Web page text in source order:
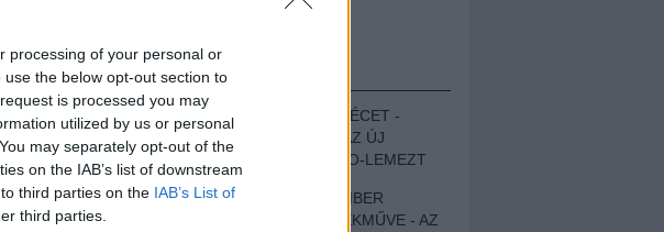
processing of your personal or
the below opt-out section to
is processed you may
utilized by us or personal
may separately opt-out of the
on the IAB’s list of downstream
third parties on the IAB’s List of
third parties.
vár!
EZT HALLGASD!
MEGUGROTTÁK A LÉCET -
MEGHALLGATTUK AZ ÚJ
PROTEST THE HERO-LEMEZT
EGY DÜHÖS VÉNEMBER
UNIVERZÁLIS REMEKMŰVE - AZ